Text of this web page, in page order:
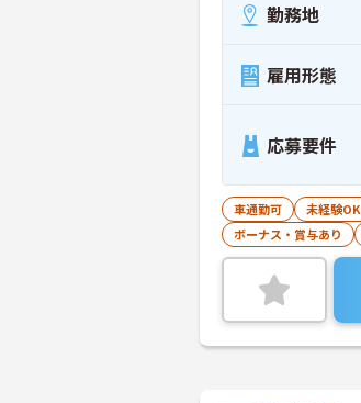
勤務地
雇用形態
応募要件
車通勤可 未経験OK
ボーナス・賞与あり